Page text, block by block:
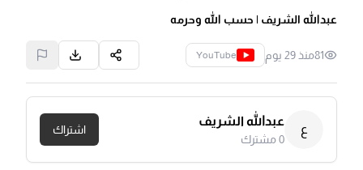
عبدالله الشريف | حسب الله وحرمه
81منذ 29 يوم YouTube
ع
عبدالله الشريف
0مشترك
اشتراك